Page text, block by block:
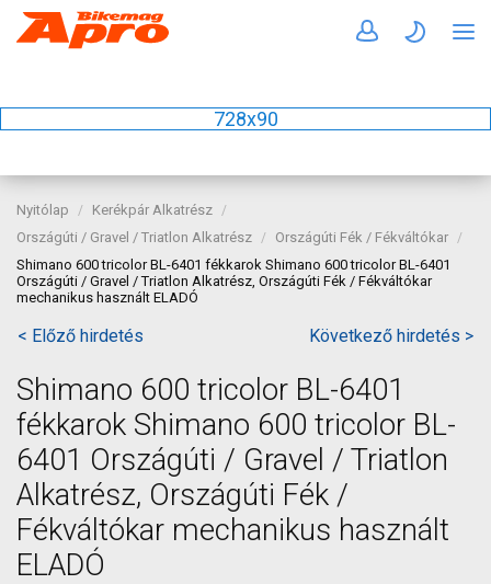
728x90
Nyitólap
Kerékpár Alkatrész
Országúti / Gravel / Triatlon Alkatrész
Országúti Fék / Fékváltókar
Shimano 600 tricolor BL-6401 fékkarok Shimano 600 tricolor BL-6401
Országúti / Gravel / Triatlon Alkatrész, Országúti Fék / Fékváltókar
mechanikus használt ELADÓ
< Előző hirdetés Következő hirdetés >
Shimano 600 tricolor BL-6401
fékkarok Shimano 600 tricolor BL-
6401 Országúti / Gravel / Triatlon
Alkatrész, Országúti Fék /
Fékváltókar mechanikus használt
ELADÓ